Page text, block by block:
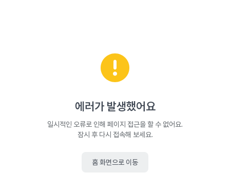
에러가 발생했어요
일시적인 오류로 인해 페이지 접근을 할 수 없어요.
잠시 후 다시 접속해 보세요.
홈 화면으로 이동